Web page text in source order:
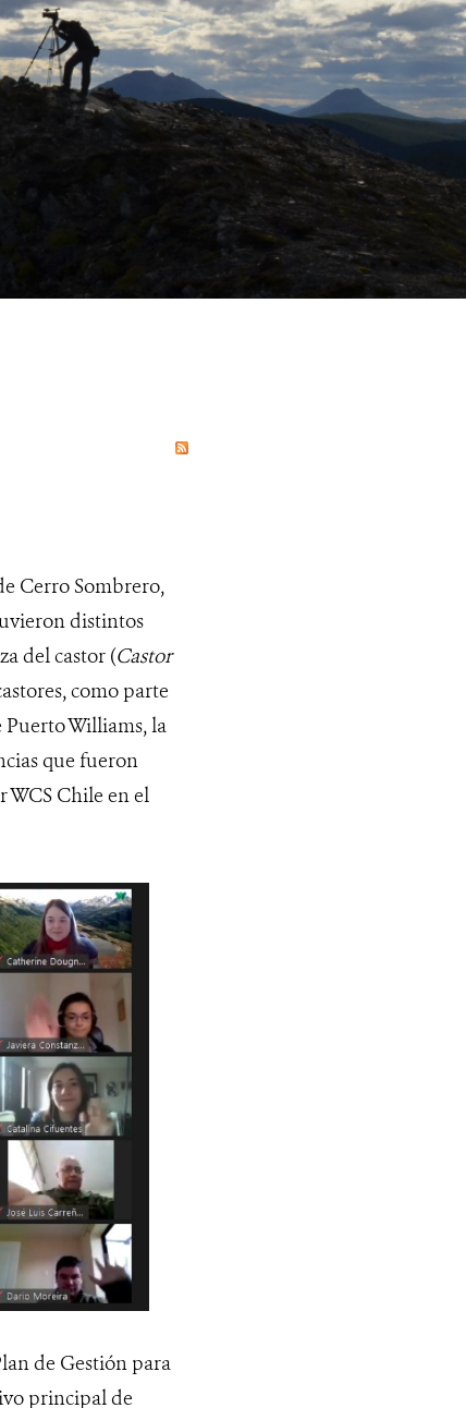
Cerro Sombrero,
distintos
del castor (Castor
como parte
Puerto Williams, la
que fueron
WCS Chile en el
de Gestión para
principal de